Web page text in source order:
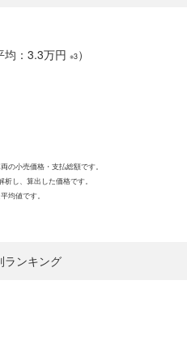
：3.3万円 ※3）
の小売価格・支払総額です。
し、算出した価格です。
均値です。
ランキング